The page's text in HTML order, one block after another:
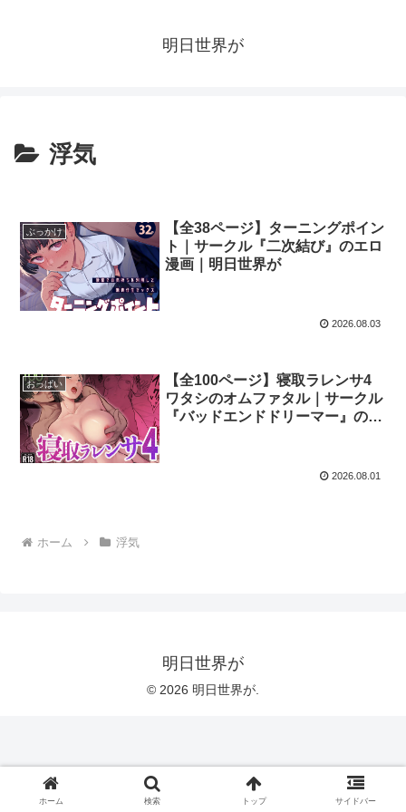
明日世界が
浮気
ぶっかけ
【全38ページ】ターニングポイン
ト｜サークル『二次結び』のエロ
漫画｜明日世界が
2026.08.03
おっぱい
【全100ページ】寝取ラレンサ4
ワタシのオムファタル｜サークル
『バッドエンドドリーマー』のエ
2026.08.01
ホーム 浮気
明日世界が
© 2026 明日世界が.
ホーム 検索 トップ サイドバー